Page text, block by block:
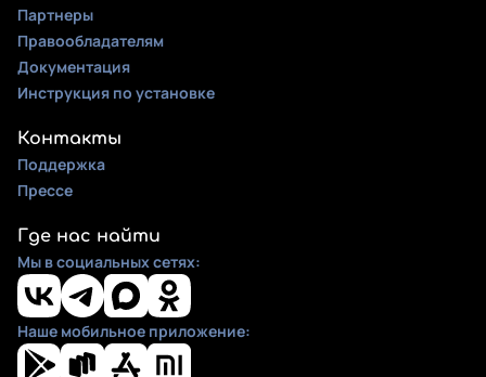
Партнеры
Правообладателям
Документация
Инструкция по установке
Контакты
Поддержка
Прессе
Где нас найти
Мы в социальных сетях:
Наше мобильное приложение: